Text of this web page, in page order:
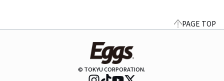
PAGE TOP
© TOKYU CORPORATION.